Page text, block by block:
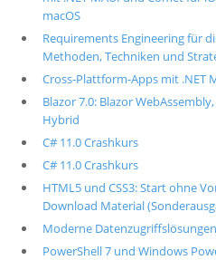
macOS
Requirements Engineering für
Methoden, Techniken und
Cross-Plattform-Apps mit .NET
Blazor 7.0: Blazor
Hybrid
C# 11.0 Crashkurs
C# 11.0 Crashkurs
HTML5 und CSS3: Start ohne
Download Material
Moderne
PowerShell 7 und Windows